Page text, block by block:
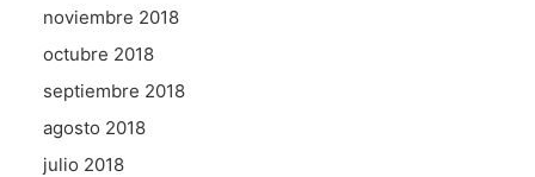
noviembre 2018
octubre 2018
septiembre 2018
agosto 2018
julio 2018